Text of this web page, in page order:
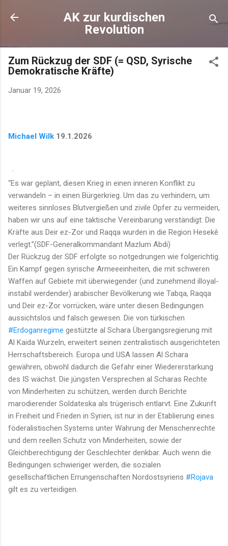
Direkt zum Hauptbereich
AK zur kurdischen
Revolution
Zum Rückzug der SDF (= QSD, Syrische
Demokratische Kräfte)
Januar 19, 2026
Michael Wilk 19.1.2026
·
“Es war geplant, diesen Krieg in einen inneren Konflikt zu
verwandeln – in einen Bürgerkrieg. Um das zu verhindern, um
weiteres sinnloses Blutvergießen und zivile Opfer zu vermeiden,
haben wir uns auf eine taktische Vereinbarung verständigt: Die
Kräfte aus Deir ez-Zor und Raqqa wurden in die Region Hesekê
verlegt.”(SDF-Generalkommandant Mazlum Abdi)
Der Rückzug der SDF erfolgte so notgedrungen wie folgerichtig.
Ein Kampf gegen syrische Armeeeinheiten, die mit schweren
Waffen auf Gebiete mit überwiegender (und zunehmend illoyal-
instabil werdender) arabischer Bevölkerung wie Tabqa, Raqqa
und Deir ez-Zor vorrücken, wäre unter diesen Bedingungen
aussichtslos und falsch gewesen. Die von türkischen
#Erdoganregime gestützte al Schara Übergangsregierung mit
Al Kaida Wurzeln, erweitert seinen zentralistisch ausgerichteten
Herrschaftsbereich. Europa und USA lassen Al Schara
gewähren, obwohl dadurch die Gefahr einer Wiedererstarkung
des IS wächst. Die jüngsten Versprechen al Scharas Rechte
von Minderheiten zu schützen, werden durch Berichte
marodierender Soldateska als trügerisch entlarvt. Eine Zukunft
in Freiheit und Frieden in Syrien, ist nur in der Etablierung eines
föderalistischen Systems unter Wahrung der Menschenrechte
und dem reellen Schutz von Minderheiten, sowie der
Gleichberechtigung der Geschlechter denkbar. Auch wenn die
Bedingungen schwieriger werden, die sozialen
gesellschaftlichen Errungenschaften Nordostsyriens #Rojava
gilt es zu verteidigen.